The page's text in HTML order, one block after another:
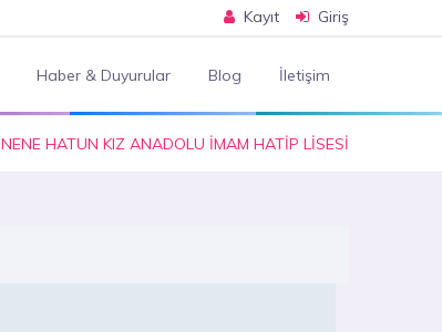
Kayıt Giriş
Haber & Duyurular Blog İletişim
NENE HATUN KIZ ANADOLU İMAM HATİP LİSESİ